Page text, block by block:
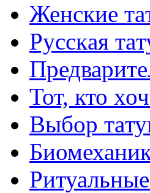
Женские
Русскaя
Тот, кто
Выбор